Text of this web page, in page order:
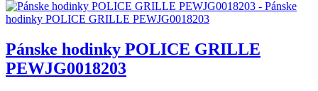
Pánske hodinky POLICE GRILLE
PEWJG0018203